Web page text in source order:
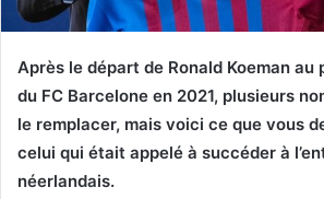
Après le départ de Ronald Koeman au
du FC Barcelone en 2021, plusieurs
le remplacer, mais voici ce que vous
celui qui était appelé à succéder à
néerlandais.